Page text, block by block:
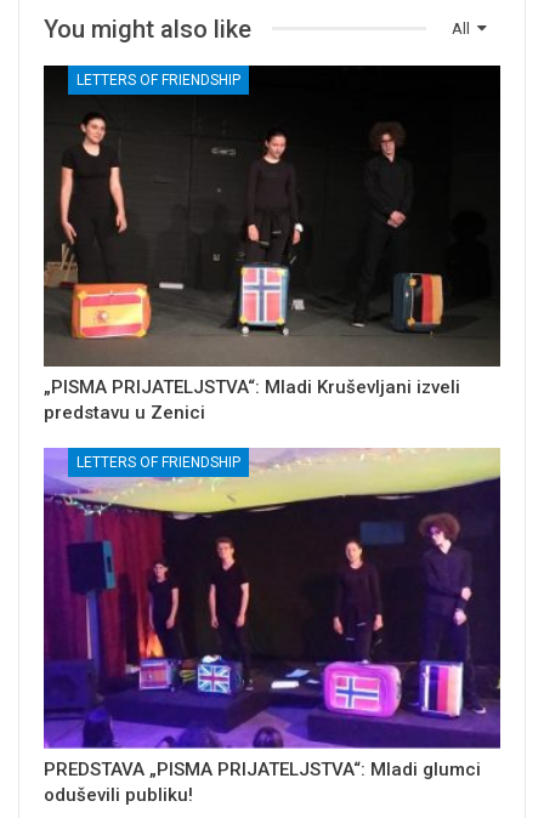
All
You might also like
LETTERS OF FRIENDSHIP
„PISMA PRIJATELJSTVA“: Mladi Kruševljani izveli
predstavu u Zenici
LETTERS OF FRIENDSHIP
PREDSTAVA „PISMA PRIJATELJSTVA“: Mladi glumci
oduševili publiku!